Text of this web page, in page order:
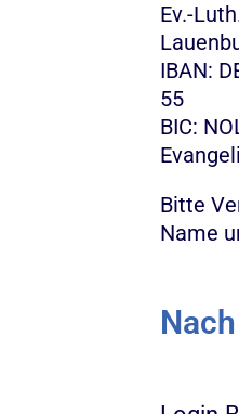
Ev.-
IBAN:
55
BIC:
Bitte
Name